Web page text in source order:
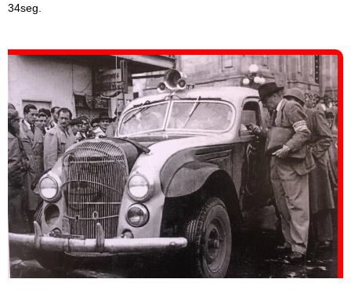
34seg.